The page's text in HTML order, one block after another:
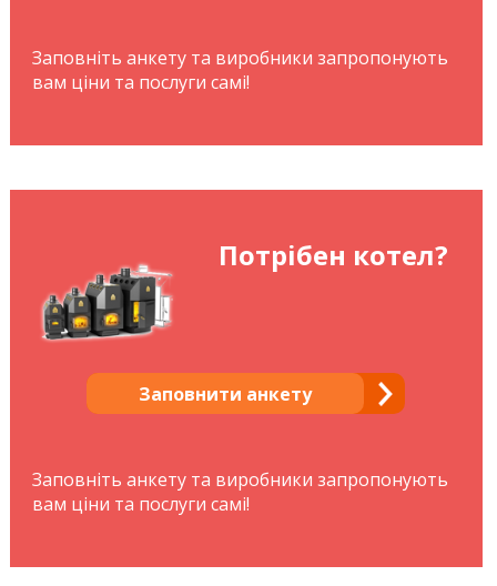
Заповніть анкету та виробники запропонують
вам ціни та послуги самі!
Потрібен котел?
Заповнити анкету
Заповніть анкету та виробники запропонують
вам ціни та послуги самі!